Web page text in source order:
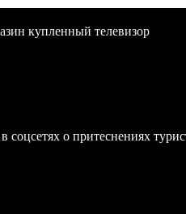
купленный телевизор
соцсетях о притеснениях